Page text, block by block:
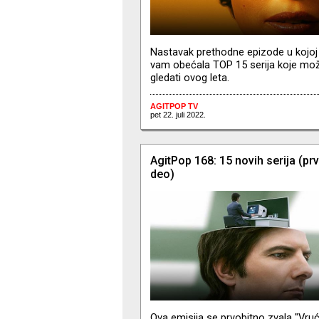
Nastavak prethodne epizode u
vam obećala TOP 15 serija koje
gledati ovog leta.
AGITPOP TV
pet 22. juli 2022.
AgitPop 168: 15 novih serija
deo)